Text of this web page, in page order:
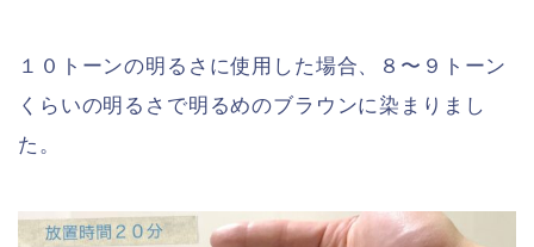
１０トーンの明るさに使用した場合、８〜９トーン
くらいの明るさで明るめのブラウンに染まりまし
た。